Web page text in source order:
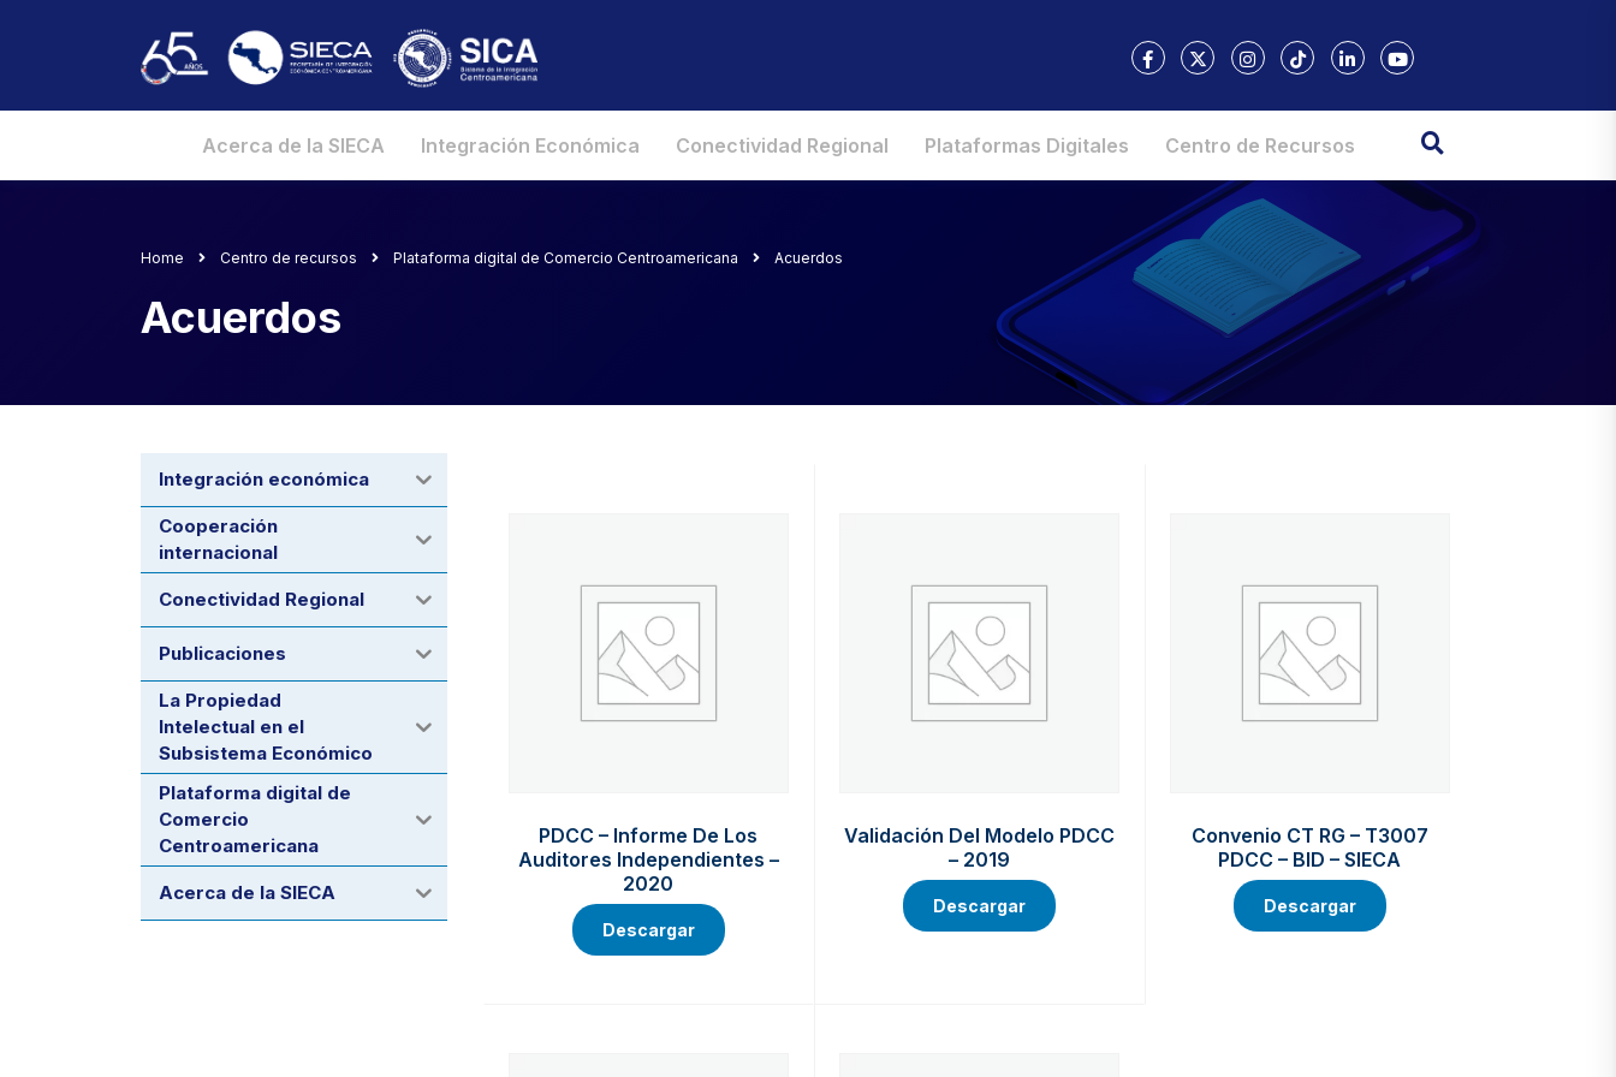
Acerca de la SIECA Integración Económica Conectividad Regional Plataformas Digitales Centro de Recursos
Home Centro de recursos Plataforma digital de Comercio Centroamericana Acuerdos
Acuerdos
PDCC – Informe De Los
Auditores Independientes –
2020
Descargar
Validación Del Modelo PDCC
– 2019
Descargar
Convenio CT RG – T3007
PDCC – BID – SIECA
Descargar
Integración económica
Cooperación
internacional
Conectividad Regional
Publicaciones
La Propiedad
Intelectual en el
Subsistema Económico
Plataforma digital de
Comercio
Centroamericana
Acerca de la SIECA